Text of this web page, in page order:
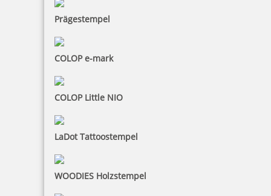
Prägestempel
COLOP e-mark
COLOP Little NIO
LaDot Tattoostempel
WOODIES Holzstempel